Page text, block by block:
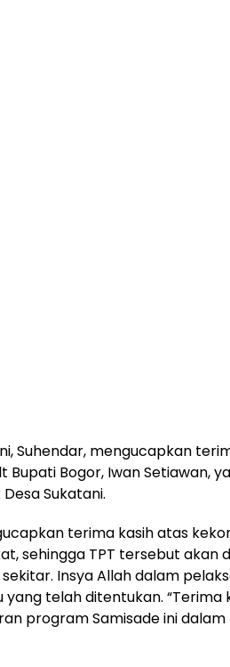
Suhendar, mengucapkan
Bupati Bogor, Iwan Setiawan,
Sukatani.
terima kasih atas
sehingga TPT tersebut akan
Insya Allah dalam
telah ditentukan. “Terima
program Samisade ini